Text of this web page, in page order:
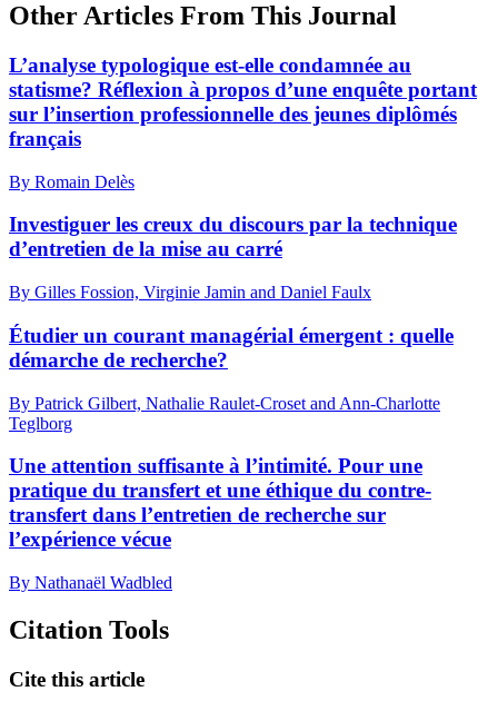
Other Articles From This Journal
L’analyse typologique est-elle condamnée au
statisme? Réflexion à propos d’une enquête portant
sur l’insertion professionnelle des jeunes diplômés
français
By Romain Delès
Investiguer les creux du discours par la technique
d’entretien de la mise au carré
By Gilles Fossion, Virginie Jamin and Daniel Faulx
Étudier un courant managérial émergent : quelle
démarche de recherche?
By Patrick Gilbert, Nathalie Raulet-Croset and Ann-Charlotte
Teglborg
Une attention suffisante à l’intimité. Pour une
pratique du transfert et une éthique du contre-
transfert dans l’entretien de recherche sur
l’expérience vécue
By Nathanaël Wadbled
Citation Tools
Cite this article